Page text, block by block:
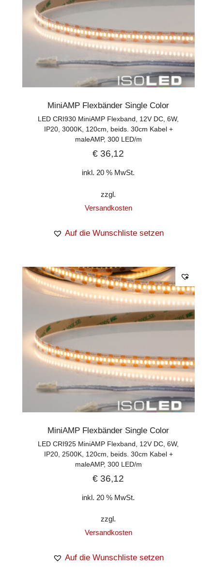
MiniAMP Flexbänder Single Color
LED CRI930 MiniAMP Flexband, 12V DC, 6W,
IP20, 3000K, 120cm, beids. 30cm Kabel +
maleAMP, 300 LED/m
€ 36,12
inkl. 20 % MwSt.
zzgl.
Versandkosten
Auf die Wunschliste setzen
MiniAMP Flexbänder Single Color
LED CRI925 MiniAMP Flexband, 12V DC, 6W,
IP20, 2500K, 120cm, beids. 30cm Kabel +
maleAMP, 300 LED/m
€ 36,12
inkl. 20 % MwSt.
zzgl.
Versandkosten
Auf die Wunschliste setzen